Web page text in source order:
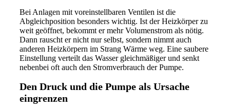
Bei Anlagen mit voreinstellbaren Ventilen ist die
Abgleichposition besonders wichtig. Ist der Heizkörper zu
weit geöffnet, bekommt er mehr Volumenstrom als nötig.
Dann rauscht er nicht nur selbst, sondern nimmt auch
anderen Heizkörpern im Strang Wärme weg. Eine saubere
Einstellung verteilt das Wasser gleichmäßiger und senkt
nebenbei oft auch den Stromverbrauch der Pumpe.
Den Druck und die Pumpe als Ursache
eingrenzen